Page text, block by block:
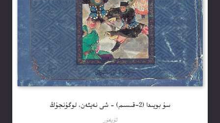
سۇ بويىدا (2-قىسىم) – شى نەيئەن، لوگۇنجۇڭ
ئۇيغۇر